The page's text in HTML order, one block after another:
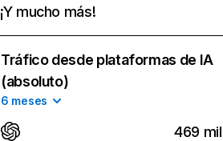
¡Y mucho más!
Tráfico desde plataformas de IA
(absoluto)
6 meses
469 mil